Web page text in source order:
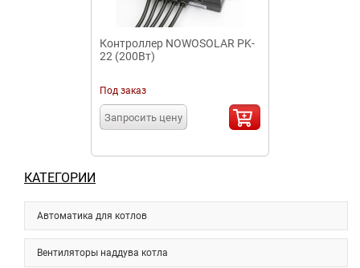
КАТЕГОРИИ
Автоматика для котлов
Вентиляторы наддува котла
Контроллер NOWOSOLAR PK-
22 (200Вт)
Под заказ
Запросить цену